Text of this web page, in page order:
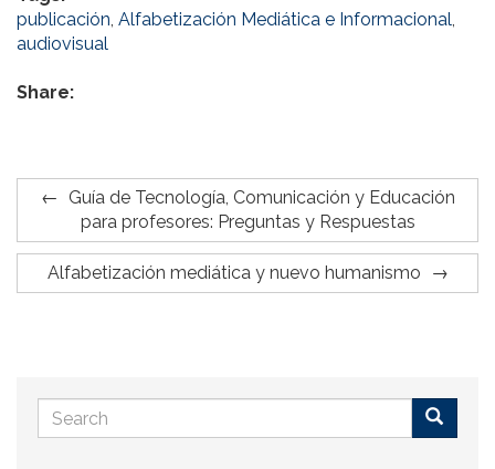
publicación, Alfabetización Mediática e Informacional,
audiovisual
Share:
Guía de Tecnología, Comunicación y Educación
para profesores: Preguntas y Respuestas
Alfabetización mediática y nuevo humanismo
Search
form